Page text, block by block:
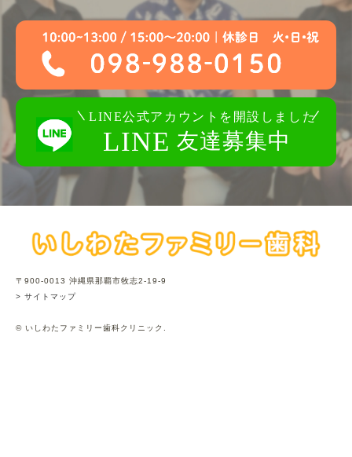
〒900-0013 沖縄県那覇市牧志2-19-9
> サイトマップ
© いしわたファミリー歯科クリニック.